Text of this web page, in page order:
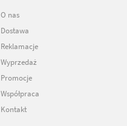
O nas
Dostawa
Reklamacje
Wyprzedaż
Promocje
Współpraca
Kontakt